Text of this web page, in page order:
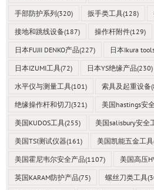
手部防护系列(320) 扳手类工具(128)
接地和跳线设备(187) 操作杆附件(129)
日本FUJII DENKO产品(227) 日本Ikura
日本IZUMI工具(72) 日本YS绝缘产品(230)
水平仪与测量工具(101) 索具及起重设备
绝缘操作杆和切刀(321) 美国hastings安
美国KUDOS工具(255) 美国salisbury安全
美国TSI测试仪器(161) 美国凯能五金工具
美国霍尼韦尔安全产品(1107) 美国高压
英国KARAM防护产品(75) 螺丝刀类工具